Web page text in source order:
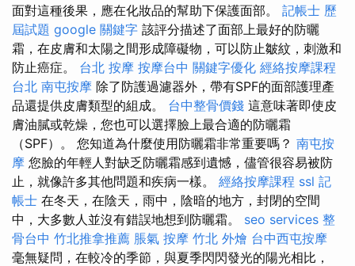
面對這種後果，應在化妝品的幫助下保護面部。 記帳士 歷
屆試題 google 關鍵字 該評分描述了面部上最好的防曬
霜，在皮膚和太陽之間形成障礙物，可以防止皺紋，刺激和
防止癌症。 台北 按摩 按摩台中 關鍵字優化 經絡按摩課程
台北 南屯按摩 除了防護過濾器外，帶有SPF的面部護理產
品還提供皮膚類型的組成。 台中整骨價錢 這意味著即使皮
膚油膩或乾燥，您也可以選擇臉上最合適的防曬霜
（SPF）。 您知道為什麼使用防曬霜非常重要嗎？ 南屯按
摩 您臉的年輕人對缺乏防曬霜感到遺憾，儘管很容易被防
止，就像許多其他問題和疾病一樣。 經絡按摩課程 ssl 記
帳士 在冬天，在陰天，雨中，陰暗的地方，封閉的空間
中，大多數人並沒有錯誤地想到防曬霜。 seo services 整
骨台中 竹北推拿推薦 脹氣 按摩 竹北 外燴 台中西屯按摩
毫無疑問，在較冷的季節，與夏季閃閃發光的陽光相比，